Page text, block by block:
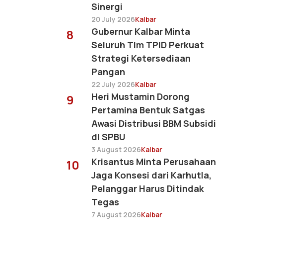
Sinergi
20 July 2026Kalbar
8
Gubernur Kalbar Minta
Seluruh Tim TPID Perkuat
Strategi Ketersediaan
Pangan
22 July 2026Kalbar
9
Heri Mustamin Dorong
Pertamina Bentuk Satgas
Awasi Distribusi BBM Subsidi
di SPBU
3 August 2026Kalbar
10
Krisantus Minta Perusahaan
Jaga Konsesi dari Karhutla,
Pelanggar Harus Ditindak
Tegas
7 August 2026Kalbar